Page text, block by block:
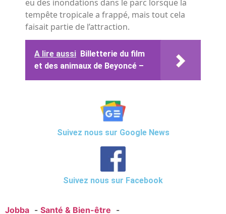
eu des inondations dans le parc lorsque la
tempête tropicale a frappé, mais tout cela
faisait partie de l’attraction.
A lire aussi Billetterie du film
et des animaux de Beyoncé –
Suivez nous sur Google News
Suivez nous sur Facebook
Jobba
Santé & Bien-être